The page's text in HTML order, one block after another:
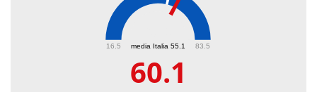
media Italia 55.1
16.5 83.5
60.1